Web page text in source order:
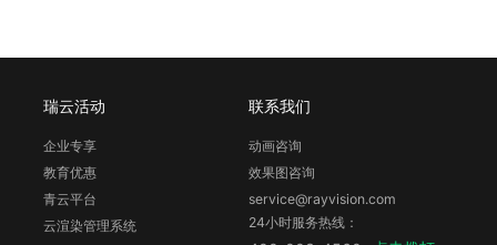
瑞云活动
企业专享
教育优惠
青云平台
云渲染管理系统
联系我们
动画咨询
效果图咨询
service@rayvision.com
24小时服务热线：